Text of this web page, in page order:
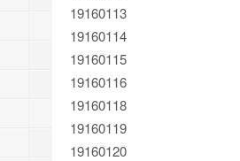
19160113
19160114
19160115
19160116
19160118
19160119
19160120